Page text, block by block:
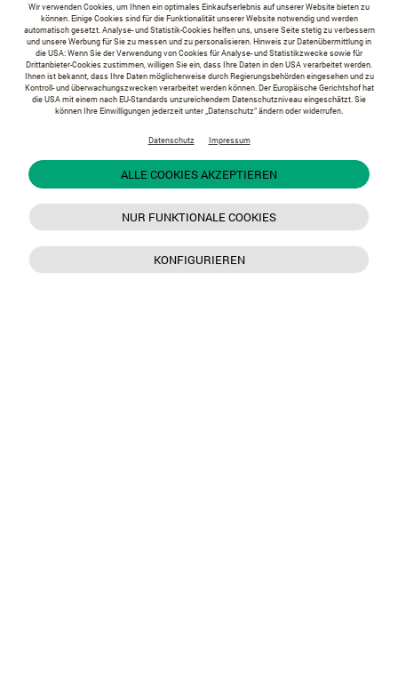
Wir verwenden Cookies, um Ihnen ein optimales Einkaufserlebnis auf unserer Website bieten zu
können. Einige Cookies sind für die Funktionalität unserer Website notwendig und werden
automatisch gesetzt. Analyse- und Statistik-Cookies helfen uns, unsere Seite stetig zu verbessern
und unsere Werbung für Sie zu messen und zu personalisieren. Hinweis zur Datenübermittlung in
die USA: Wenn Sie der Verwendung von Cookies für Analyse- und Statistikzwecke sowie für
Drittanbieter-Cookies zustimmen, willigen Sie ein, dass Ihre Daten in den USA verarbeitet werden.
Ihnen ist bekannt, dass Ihre Daten möglicherweise durch Regierungsbehörden eingesehen und zu
Kontroll- und überwachungszwecken verarbeitet werden können. Der Europäische Gerichtshof hat
die USA mit einem nach EU-Standards unzureichendem Datenschutzniveau eingeschätzt. Sie
können Ihre Einwilligungen jederzeit unter „Datenschutz“ ändern oder widerrufen.
Datenschutz Impressum
ALLE COOKIES AKZEPTIEREN
NUR FUNKTIONALE COOKIES
KONFIGURIEREN